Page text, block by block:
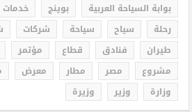
بوابة السياحة العربية
بوينج خدمات
رحلة
سياح سياحة شركات
طيران
فنادق قطاع مؤتمر
مشروع
مصر مطار معرض
وزارة
وزير وزيرة